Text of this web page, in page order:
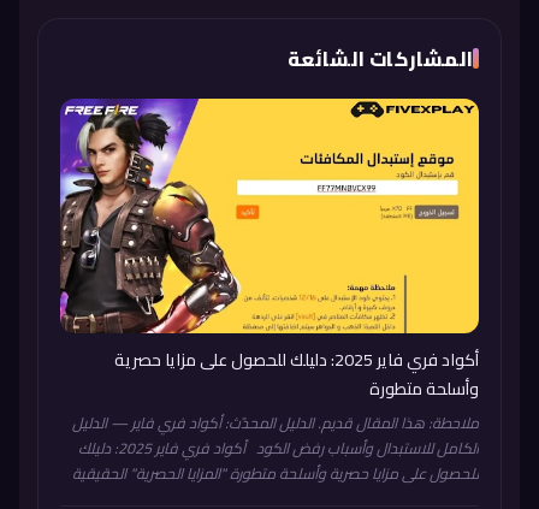
المشاركات الشائعة
أكواد فري فاير 2025: دليلك للحصول على مزايا حصرية
وأسلحة متطورة
ملاحطة: هذا المقال قديم. الدليل المحدّث: أكواد فري فاير — الدليل
الكامل للاستبدال وأسباب رفض الكود أكواد فري فاير 2025: دليلك
للحصول على مزايا حصرية وأسلحة متطورة "المزايا الحصرية" الحقيقية